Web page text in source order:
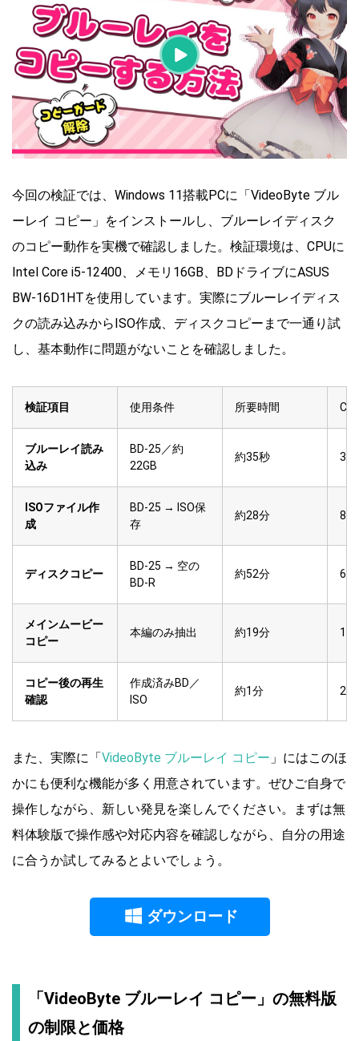
今回の検証では、Windows 11搭載PCに「VideoByte ブル
ーレイ コピー」をインストールし、ブルーレイディスク
のコピー動作を実機で確認しました。検証環境は、CPUに
Intel Core i5-12400、メモリ16GB、BDドライブにASUS
BW-16D1HTを使用しています。実際にブルーレイディス
クの読み込みからISO作成、ディスクコピーまで一通り試
し、基本動作に問題がないことを確認しました。
検証項目 使用条件 所要時間
ブルーレイ読み
込み
BD-25／約
22GB
約35秒 3
ISOファイル作
成
BD-25 → ISO保
存
約28分 8
ディスクコピー
BD-25 → 空の
BD-R
約52分 6
メインムービー
コピー
本編のみ抽出 約19分 10
コピー後の再生
確認
作成済みBD／
ISO
約1分 2
また、実際に「VideoByte ブルーレイ コピー 」にはこのほ
かにも便利な機能が多く用意されています。ぜひご自身で
操作しながら、新しい発見を楽しんでください。まずは無
料体験版で操作感や対応内容を確認しながら、自分の用途
に合うか試してみるとよいでしょう。
ダウンロード
「VideoByte ブルーレイ コピー」の無料版
の制限と価格